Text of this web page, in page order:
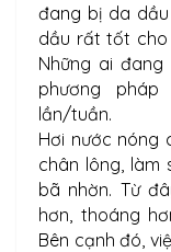
đang bị da
dầu rất tốt cho
Những ai
phương
lần/tuần.
Hơi nước nóng
chân lông, làm
bã nhờn. Từ
hơn, thoáng
Bên cạnh đó,